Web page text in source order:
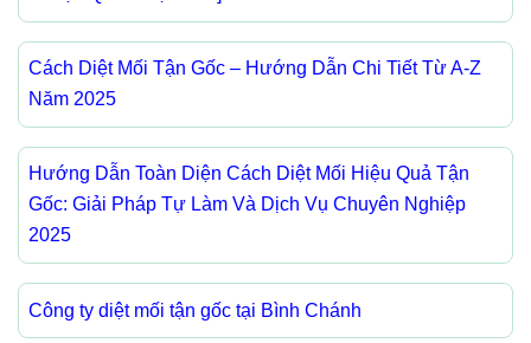
Cách Diệt Mối Tận Gốc – Hướng Dẫn Chi Tiết Từ A-Z
Năm 2025
Hướng Dẫn Toàn Diện Cách Diệt Mối Hiệu Quả Tận
Gốc: Giải Pháp Tự Làm Và Dịch Vụ Chuyên Nghiệp
2025
Công ty diệt mối tận gốc tại Bình Chánh